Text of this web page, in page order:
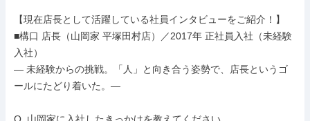
【現在店長として活躍している社員インタビューをご紹介！】
■構口 店長（山岡家 平塚田村店）／2017年 正社員入社（未経験
入社）
― 未経験からの挑戦。「人」と向き合う姿勢で、店長というゴ
ールにたどり着いた。―